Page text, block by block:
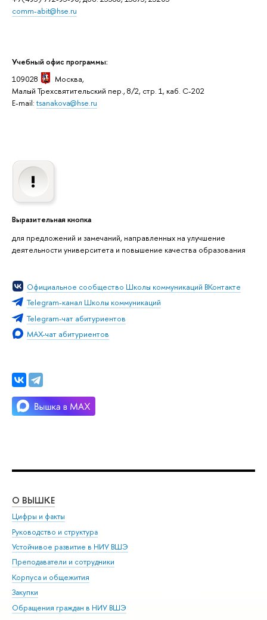
comm-abit@hse.ru
Учебный офис программы:
109028
Москва,
Малый Трехсвятительский пер., 8/2, стр. 1, каб. C-202
E-mail: tsanakova@hse.ru
ыразительная кнопка
для предложений и замечаний, направленных на улучшение
деятельности университета и повышение качества образования
Официальное сообщество Школы коммуникаций ВКонтакте
Telegram-канал Школы коммуникаций
Telegram-чат абитуриенто
MAX-чат абитуриенто
О ВЫШКЕ
Цифры и факты
Руководство и структура
Устойчивое развитие в НИУ ВШЭ
Преподаватели и сотрудники
Корпуса и общежития
Закупки
Обращения граждан в НИУ ВШЭ